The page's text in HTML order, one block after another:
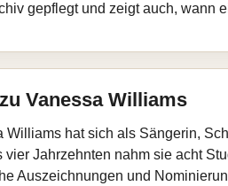
gepflegt und zeigt auch, wann
Vanessa Williams
Williams hat sich als Sängerin,
vier Jahrzehnten nahm sie acht
Auszeichnungen und